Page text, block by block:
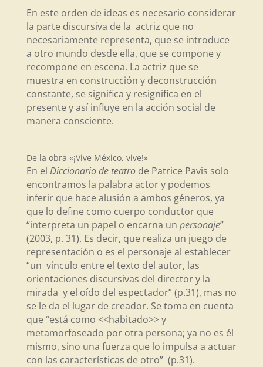
En este orden de ideas es necesario considerar
la parte discursiva de la actriz que no
necesariamente representa, que se introduce
a otro mundo desde ella, que se compone y
recompone en escena. La actriz que se
muestra en construcción y deconstrucción
constante, se significa y resignifica en el
presente y así influye en la acción social de
manera consciente.
De la obra «¡Vive México, vive!»
En el Diccionario de teatro de Patrice Pavis solo
encontramos la palabra actor y podemos
inferir que hace alusión a ambos géneros, ya
que lo define como cuerpo conductor que
“interpreta un papel o encarna un personaje”
(2003, p. 31). Es decir, que realiza un juego de
representación o es el personaje al establecer
“un vínculo entre el texto del autor, las
orientaciones discursivas del director y la
mirada y el oído del espectador” (p.31), mas no
se le da el lugar de creador. Se toma en cuenta
que “está como <<habitado>> y
metamorfoseado por otra persona; ya no es él
mismo, sino una fuerza que lo impulsa a actuar
con las características de otro” (p.31).